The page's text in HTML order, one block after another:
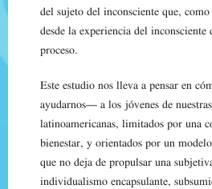
del sujeto del inconsciente que, como
desde la experiencia del inconsciente
proceso.
Este estudio nos lleva a pensar en
ayudarnos— a los jóvenes de nuestras
latinoamericanas, limitados por una
bienestar, y orientados por un
que no deja de propulsar una
individualismo encapsulante,